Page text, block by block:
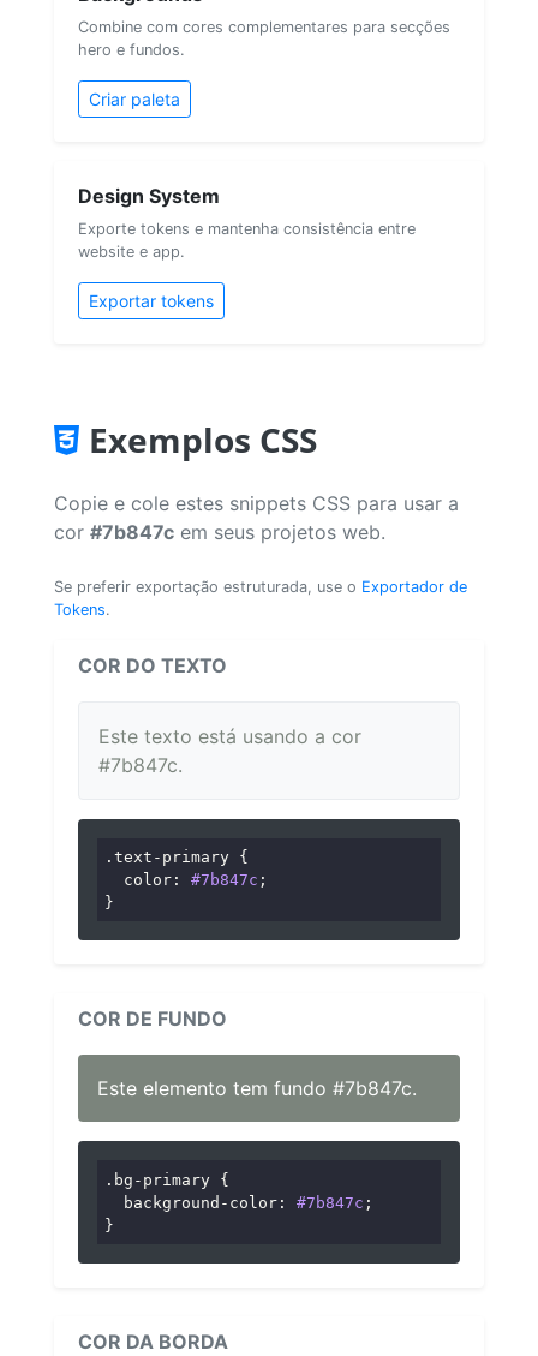
Combine com cores complementares para secções
hero e fundos.
Criar paleta
Design System
Exporte tokens e mantenha consistência entre
website e app.
Exportar tokens
Exemplos CSS
Copie e cole estes snippets CSS para usar a
cor #7b847c em seus projetos web.
Se preferir exportação estruturada, use o Exportador de
Tokens.
COR DO TEXTO
Este texto está usando a cor
#7b847c.
.text-primary {
color : #7b847c ;
}
COR DE FUNDO
Este elemento tem fundo #7b847c.
.bg-primary {
background-color : #7b847c ;
}
COR DA BORDA